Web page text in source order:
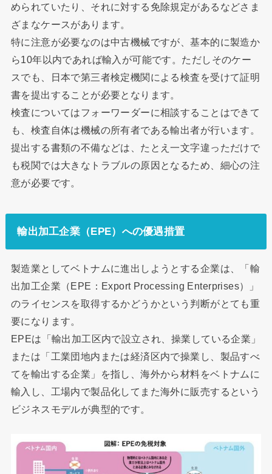
められていたり、それに対する免除規定があるなどさま
ざまなケースがあります。
特に注意が必要なのは中古機械ですが、基本的に製造か
ら10年以内であれば輸入が可能です。ただしそのケー
スでも、日本で第三者検定機関による検査を受けて証明
書を提出することが必要となります。
検査についてはフォーワーダーに相談することはできて
も、検査自体は機械の所有者である輸出者が行います。
提出する書類の不備などは、たとえ一文字違っただけで
も税関では大きなトラブルの原因となるため、細心の注
意が必要です。
輸出加工企業（EPE）への優遇措置
製造業としてベトナムに進出しようとする企業は、「輸
出加工企業（EPE：Export Processing Enterprises）」
のライセンスを取得するかどうかという判断がとても重
要になります。
EPEは「輸出加工区内で設立され、操業している企業」
または「工業団地内または経済区内で操業し、製品すべ
てを輸出する企業」を指し、海外から材料をベトナムに
輸入し、工場内で製品化してまた海外に販売するという
ビジネスモデルが典型的です。